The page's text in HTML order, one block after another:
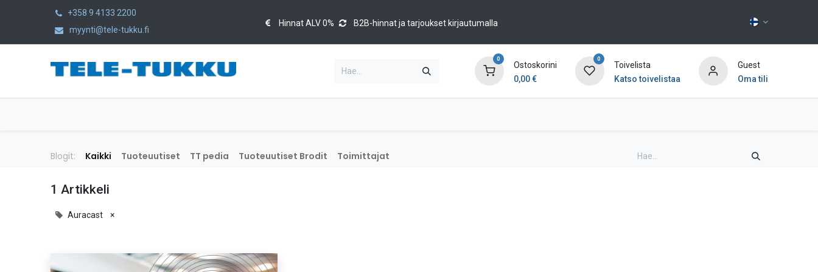
+358 9 4133 2200
myynti@tele-tukku.fi
Hinnat ALV 0% B2B-hinnat ja tarjoukset kirjautumalla
0
Ostoskorini
0,00€
0
Toivelista
Katso toivelistaa
Guest
Oma tili
Blogit: Kaikki Tuoteuutiset TT pedia Tuoteuutiset Brodit Toimittajat
1 Artikkeli
Auracast ×